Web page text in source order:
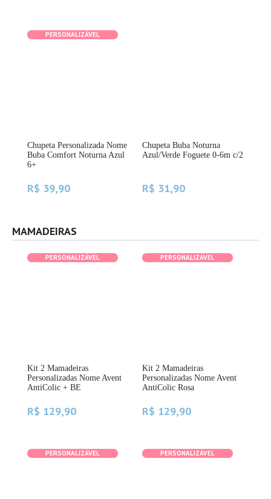
PERSONALIZÁVEL
Chupeta Personalizada Nome
Buba Comfort Noturna Azul
6+
R$ 39,90
Chupeta Buba Noturna
Azul/Verde Foguete 0-6m c/2
R$ 31,90
MAMADEIRAS
PERSONALIZÁVEL
Kit 2 Mamadeiras
Personalizadas Nome Avent
AntiColic + BE
R$ 129,90
PERSONALIZÁVEL
PERSONALIZÁVEL
Kit 2 Mamadeiras
Personalizadas Nome Avent
AntiColic Rosa
R$ 129,90
PERSONALIZÁVEL